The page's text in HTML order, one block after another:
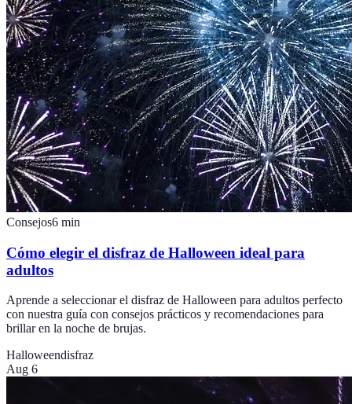
Consejos6 min
Cómo elegir el disfraz de Halloween ideal para
adultos
Aprende a seleccionar el disfraz de Halloween para adultos perfecto
con nuestra guía con consejos prácticos y recomendaciones para
brillar en la noche de brujas.
Halloweendisfraz
Aug 6